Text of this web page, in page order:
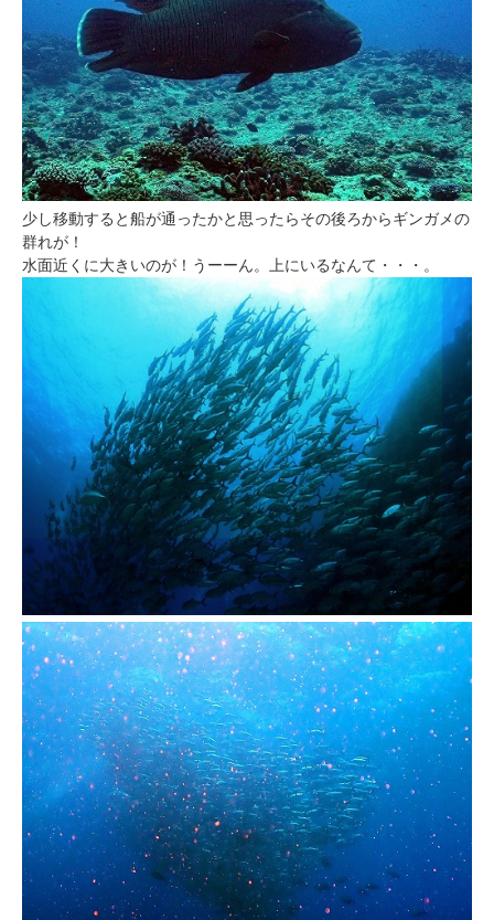
少し移動すると船が通ったかと思ったらその後ろからギンガメの
群れが！
水面近くに大きいのが！うーーん。上にいるなんて・・・。